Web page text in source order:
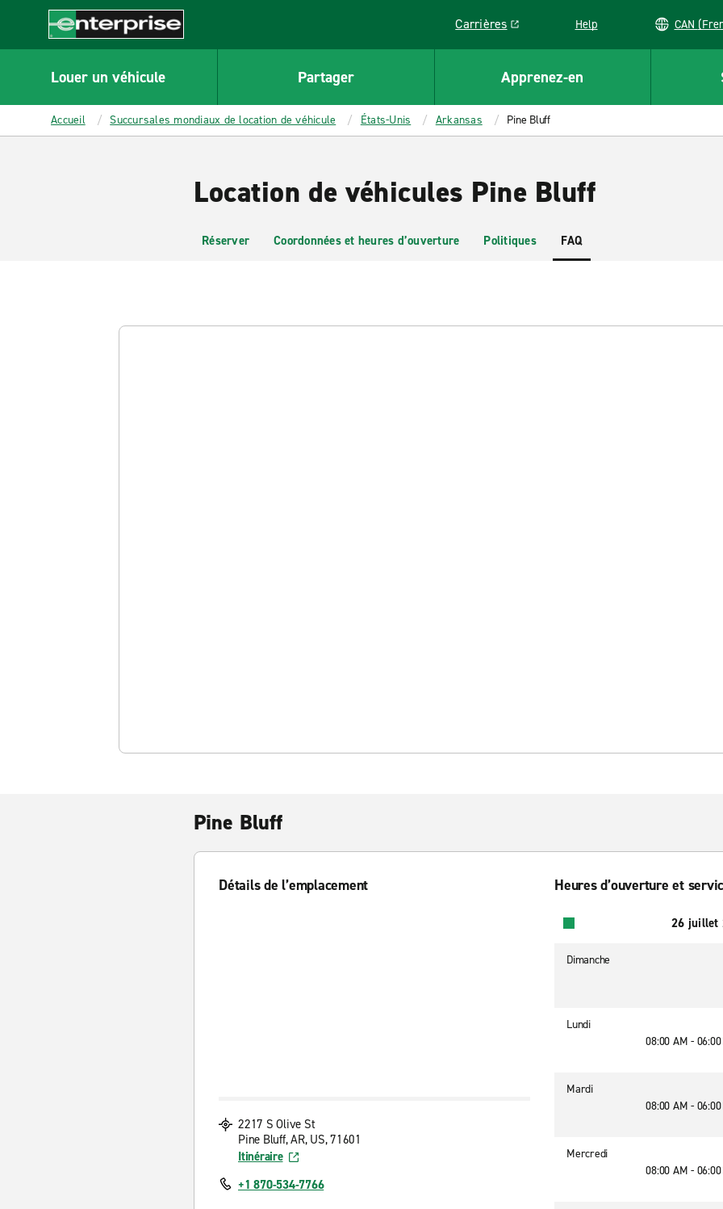
CONTENT
Enterprise
Carrières
Link opens in a new window
Help CAN
Louer un véhicule Partager Apprenez-en
Accueil Succursales mondiaux de location de véhicule États-Unis Arkansas Pine Bluff
Location de véhicules Pine Bluff
Réserver Coordonnées et heures d’ouverture Politiques FAQ
Pine Bluff
Détails de l’emplacement
2217 S Olive St
Pine Bluff, AR, US, 71601
Itinéraire
+1 870-534-7766
Heures d’ouverture et
26 juillet
Dimanche
Lundi
08:00 AM -
Mardi
08:00 AM -
Mercredi
08:00 AM -